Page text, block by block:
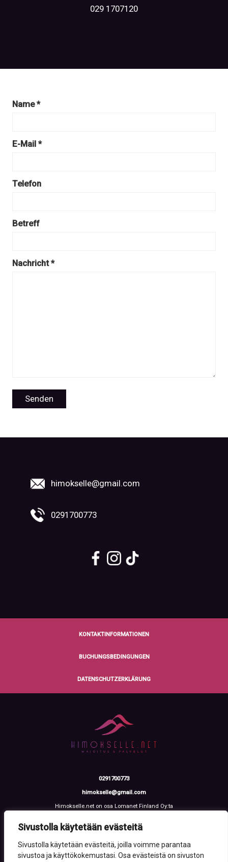
Sivustolla käytetään evästeitä
Sivustolla käytetään evästeitä, joilla voimme parantaa
sivustoa ja käyttökokemustasi. Osa evästeistä on sivuston
029 1707120
himokselle@gmail.com
0291700773
Name *
E-Mail *
Telefon
Betreff
Nachricht *
KONTAKTINFORMATIONEN
BUCHUNGSBEDINGUNGEN
DATENSCHUTZERKLÄRUNG
0291700773
himokselle@gmail.com
Himokselle.net on osa Lomanet Finland Oy:ta
Y-tunnus: 3612108-2